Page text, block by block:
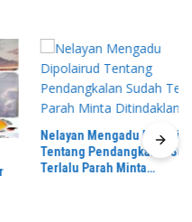
Nelayan Mengadu Dipolairud
Tentang Pendangkalan Sudah
Terlalu Parah Minta